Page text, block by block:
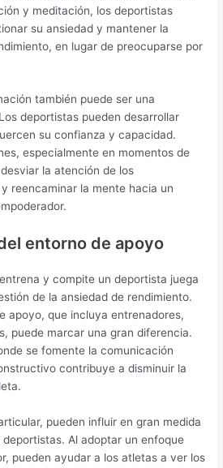
y meditación, los deportistas
su ansiedad y mantener la
en lugar de preocuparse por
también puede ser una
deportistas pueden desarrollar
su confianza y capacidad.
especialmente en momentos de
la atención de los
reencaminar la mente hacia un
entorno de apoyo
y compite un deportista juega
de la ansiedad de rendimiento.
apoyo, que incluya entrenadores,
puede marcar una gran diferencia.
se fomente la comunicación
contribuye a disminuir la
pueden influir en gran medida
Al adoptar un enfoque
pueden ayudar a los atletas a ver los